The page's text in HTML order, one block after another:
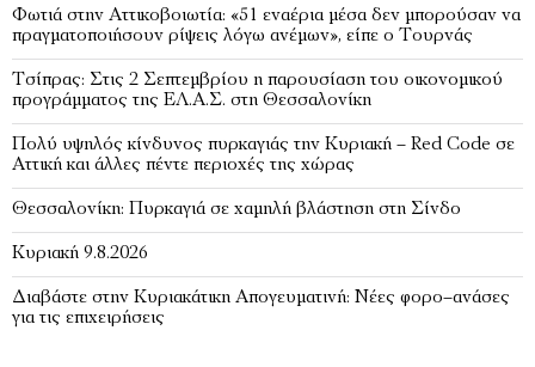
Φωτιά στην Αττικοβοιωτία: «51 εναέρια μέσα δεν μπορούσαν να
πραγματοποιήσουν ρίψεις λόγω ανέμων», είπε ο Τουρνάς
Τσίπρας: Στις 2 Σεπτεμβρίου η παρουσίαση του οικονομικού
προγράμματος της ΕΛ.Α.Σ. στη Θεσσαλονίκη
Πολύ υψηλός κίνδυνος πυρκαγιάς την Κυριακή – Red Code σε
Αττική και άλλες πέντε περιοχές της χώρας
Θεσσαλονίκη: Πυρκαγιά σε χαμηλή βλάστηση στη Σίνδο
Κυριακή 9.8.2026
Διαβάστε στην Κυριακάτικη Απογευματινή: Νέες φορο–ανάσες
για τις επιχειρήσεις